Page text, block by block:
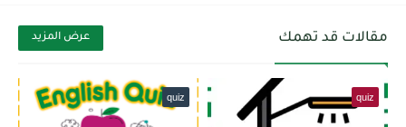
مقالات قد تهمك عرض المزيد
quiz
quiz